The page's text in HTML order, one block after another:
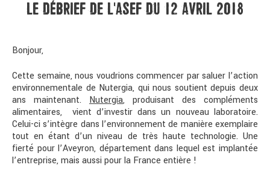
LE DÉBRIEF DE L'ASEF DU 12 AVRIL 2018
Bonjour,
Cette semaine, nous voudrions commencer par saluer l’action
environnementale de Nutergia, qui nous soutient depuis deux
ans maintenant. Nutergia, produisant des compléments
alimentaires, vient d’investir dans un nouveau laboratoire.
Celui-ci s’intègre dans l’environnement de manière exemplaire
tout en étant d’un niveau de très haute technologie. Une
fierté pour l’Aveyron, département dans lequel est implantée
l’entreprise, mais aussi pour la France entière !